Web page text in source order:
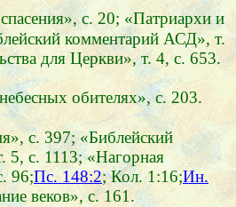
с. 20; «Патриархи и
комментарий АСД», т.
для Церкви», т. 4, с. 653.
обителях», с. 203.
с. 397; «Библейский
5, с. 1113; «Нагорная
96;Пс. 148:2; Кол. 1:16;Ин.
веков», с. 161.